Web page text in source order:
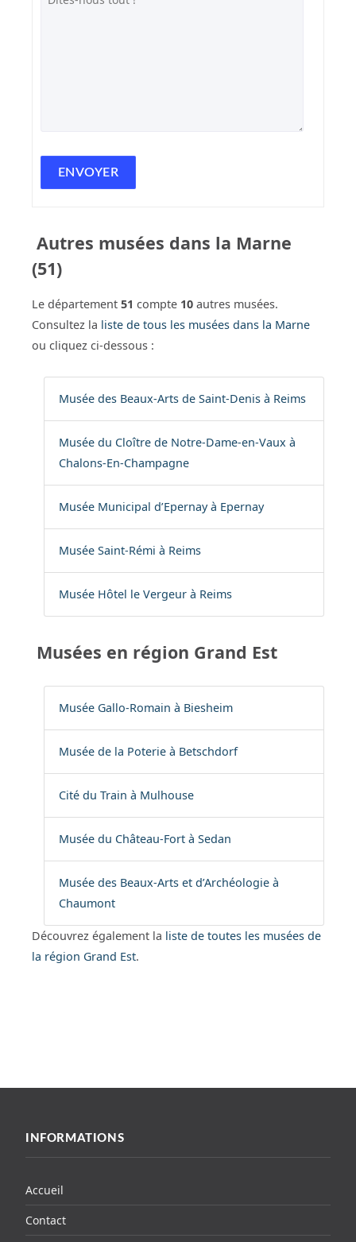
Autres musées dans la Marne
(51)
Le département 51 compte 10 autres musées.
Consultez la liste de tous les musées dans la Marne
ou cliquez ci-dessous :
Musée des Beaux-Arts de Saint-Denis à Reims
Musée du Cloître de Notre-Dame-en-Vaux à
Chalons-En-Champagne
Musée Municipal d’Epernay à Epernay
Musée Saint-Rémi à Reims
Musée Hôtel le Vergeur à Reims
Musées en région Grand Est
Musée Gallo-Romain à Biesheim
Musée de la Poterie à Betschdorf
Cité du Train à Mulhouse
Musée du Château-Fort à Sedan
Musée des Beaux-Arts et d’Archéologie à
Chaumont
Découvrez également la liste de toutes les musées de
la région Grand Est.
INFORMATIONS
Accueil
Contact